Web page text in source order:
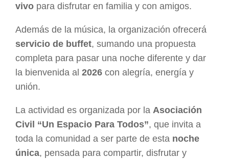
vivo para disfrutar en familia y con amigos.
Además de la música, la organización ofrecerá
servicio de buffet, sumando una propuesta
completa para pasar una noche diferente y dar
la bienvenida al 2026 con alegría, energía y
unión.
La actividad es organizada por la Asociación
Civil “Un Espacio Para Todos”, que invita a
toda la comunidad a ser parte de esta noche
única, pensada para compartir, disfrutar y